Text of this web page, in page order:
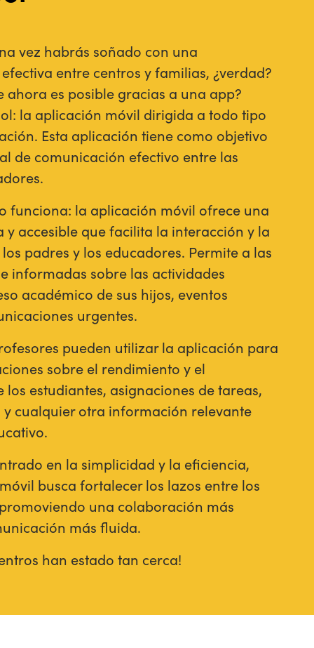
vez habrás soñado con una
entre centros y familias, ¿verdad?
ahora es posible gracias a una app?
la aplicación móvil dirigida a todo tipo
Esta aplicación tiene como objetivo
de comunicación efectivo entre las
funciona: la aplicación móvil ofrece una
accesible que facilita la interacción y la
padres y los educadores. Permite a las
informadas sobre las actividades
académico de sus hijos, eventos
urgentes.
pueden utilizar la aplicación para
sobre el rendimiento y el
estudiantes, asignaciones de tareas,
cualquier otra información relevante
en la simplicidad y la eficiencia,
busca fortalecer los lazos entre los
una colaboración más
más fluida.
han estado tan cerca!